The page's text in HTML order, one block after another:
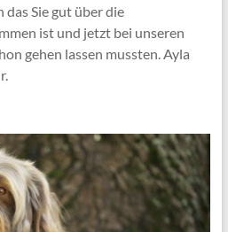
Sie gut über die
ist und jetzt bei unseren
gehen lassen mussten. Ayla